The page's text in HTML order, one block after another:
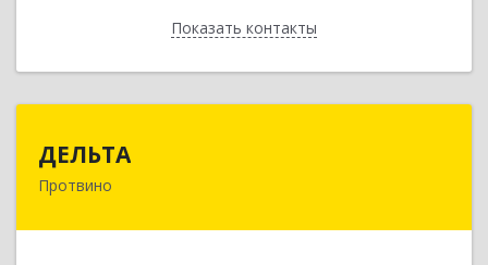
Показать контакты
Назад
ДЕЛЬТА
Протвино